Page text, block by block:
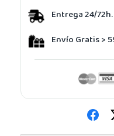
Entrega 24/72h.
Envío Gratis >